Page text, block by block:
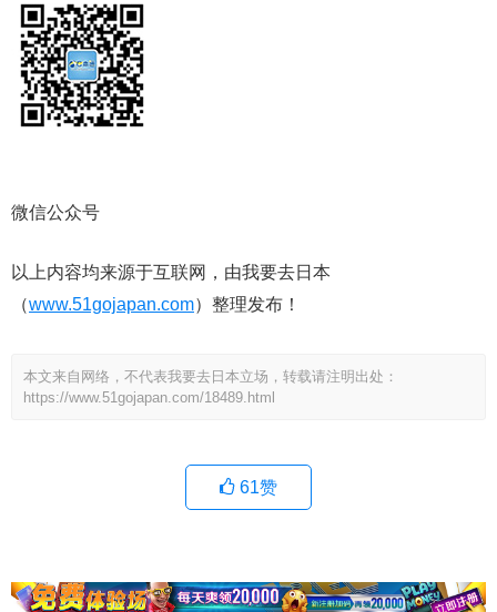
微信公众号
以上内容均来源于互联网，由我要去日本
（www.51gojapan.com）整理发布！
本文来自网络，不代表我要去日本立场，转载请注明出处：
https://www.51gojapan.com/18489.html
61赞